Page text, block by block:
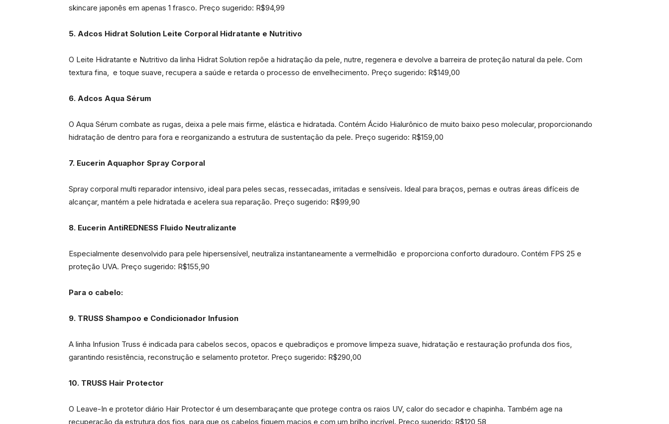
Região
skincare japonês em apenas 1 frasco. Preço sugerido: R$94,99
5. Adcos Hidrat Solution Leite Corporal Hidratante e Nutritivo
O Leite Hidratante e Nutritivo da linha Hidrat Solution repõe a hidratação da pele, nutre, regenera e devolve a barreira de proteção natural da pele. Com
textura fina, e toque suave, recupera a saúde e retarda o processo de envelhecimento. Preço sugerido: R$149,00
6. Adcos Aqua Sérum
O Aqua Sérum combate as rugas, deixa a pele mais firme, elástica e hidratada. Contém Ácido Hialurônico de muito baixo peso molecular, proporcionando
hidratação de dentro para fora e reorganizando a estrutura de sustentação da pele. Preço sugerido: R$159,00
7. Eucerin Aquaphor Spray Corporal
Spray corporal multi reparador intensivo, ideal para peles secas, ressecadas, irritadas e sensíveis. Ideal para braços, pernas e outras áreas difíceis de
alcançar, mantém a pele hidratada e acelera sua reparação. Preço sugerido: R$99,90
8. Eucerin AntiREDNESS Fluido Neutralizante
Especialmente desenvolvido para pele hipersensível, neutraliza instantaneamente a vermelhidão e proporciona conforto duradouro. Contém FPS 25 e
proteção UVA. Preço sugerido: R$155,90
Para o cabelo:
9. TRUSS Shampoo e Condicionador Infusion
A linha Infusion Truss é indicada para cabelos secos, opacos e quebradiços e promove limpeza suave, hidratação e restauração profunda dos fios,
garantindo resistência, reconstrução e selamento protetor. Preço sugerido: R$290,00
10. TRUSS Hair Protector
O Leave-In e protetor diário Hair Protector é um desembaraçante que protege contra os raios UV, calor do secador e chapinha. Também age na
recuperação da estrutura dos fios, para que os cabelos fiquem macios e com um brilho incrível. Preço sugerido: R$120,58